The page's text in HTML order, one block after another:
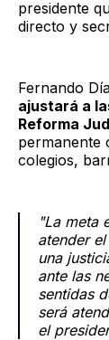
presidente
directo y
Fernando
ajustará a
Reforma
permanente
colegios,
"La meta
atender
una
ante las
sentidas
será
el